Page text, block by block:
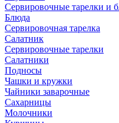
Сервировочные тарелки и
Блюда
Сервировочная тарелка
Салатник
Сервировочные тарелки
Салатники
Подносы
Чашки и кружки
Чайники заварочные
Сахарницы
Молочники